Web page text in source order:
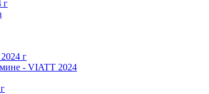
г
г
- VIATT 2024